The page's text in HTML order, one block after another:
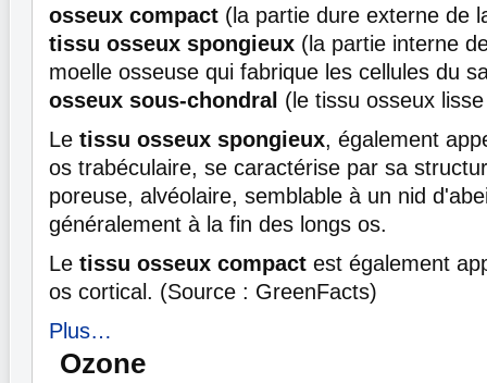
osseux compact (la partie dure externe de
tissu osseux spongieux (la partie interne
moelle osseuse qui fabrique les cellules du
osseux sous-chondral (le tissu osseux
Le tissu osseux spongieux, également
os trabéculaire, se caractérise par sa
poreuse, alvéolaire, semblable à un nid
généralement à la fin des longs os.
Le tissu osseux compact est également
os cortical. (Source : GreenFacts)
Plus…
Ozone